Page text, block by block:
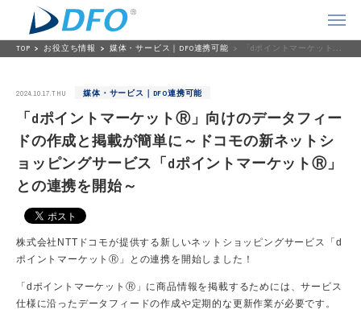
TOP お役立ち情報 媒体・サービス｜DFO連携可能 「dポイントマーケットⓇ」向けのデータフィードの作成と掲載が簡単に～ドコモの新ネットショッピングサービス「dポイントマーケットⓇ」との連携を開始～
2024.10.17.THU 媒体・サービス｜DFO連携可能
「dポイントマーケットⓇ」向けのデータフィー
ドの作成と掲載が簡単に～ドコモの新ネットシ
ョッピングサービス「dポイントマーケットⓇ」
との連携を開始～
株式会社NTTドコモが提供する新しいネットショッピングサービス「d
ポイントマーケットⓇ」との連携を開始しました！
「dポイントマーケットⓇ」に商品情報を掲載するためには、サービス
仕様に沿ったデータフィードの作成や定期的な更新作業が必要です。